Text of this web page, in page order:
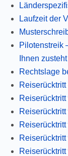
Laufzeit der
Pilotenstreik
Ihnen zusteht
Rechtslage
Reiserücktritt